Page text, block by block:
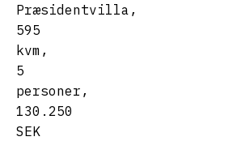
Præsidentvilla,
595
kvm,
5
personer,
130.250
SEK